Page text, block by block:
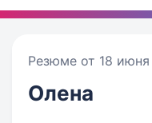
Резюме от 18
Олена